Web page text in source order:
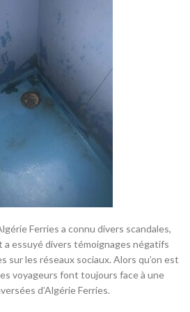
Ferries a connu divers scandales,
a essuyé divers témoignages négatifs
sur les réseaux sociaux. Alors qu’on est
voyageurs font toujours face à une
d’Algérie Ferries.